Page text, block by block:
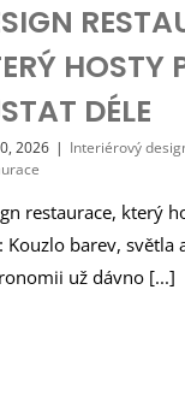
HOSTY
DÉLE
2026 | Interiérový
restaurace, který
Kouzlo barev, světla
už dávno [...]